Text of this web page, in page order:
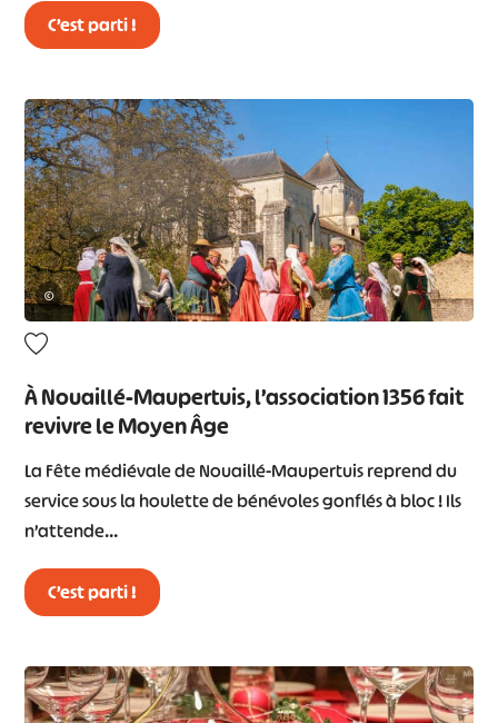
C’est parti !
©
À Nouaillé-Maupertuis, l’association 1356 fait
revivre le Moyen Âge
La Fête médiévale de Nouaillé-Maupertuis reprend du
service sous la houlette de bénévoles gonflés à bloc ! Ils
n’attende…
C’est parti !
#
#